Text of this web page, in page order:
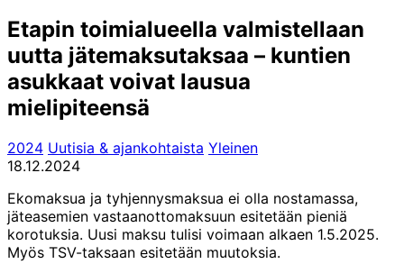
Etapin toimialueella valmistellaan
uutta jätemaksutaksaa – kuntien
asukkaat voivat lausua
mielipiteensä
2024 Uutisia & ajankohtaista Yleinen
18.12.2024
Ekomaksua ja tyhjennysmaksua ei olla nostamassa,
jäteasemien vastaanottomaksuun esitetään pieniä
korotuksia. Uusi maksu tulisi voimaan alkaen 1.5.2025.
Myös TSV-taksaan esitetään muutoksia.